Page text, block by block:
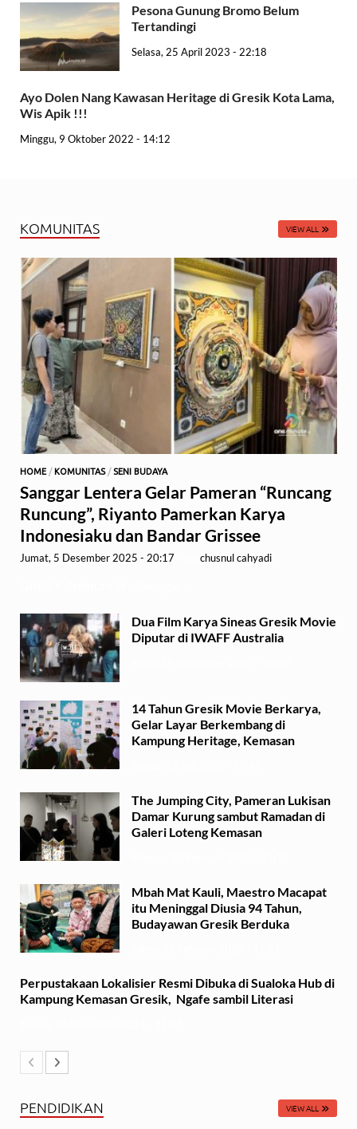
Pesona Gunung Bromo Belum
Tertandingi
Selasa, 25 April 2023 - 22:18
Ayo Dolen Nang Kawasan Heritage di Gresik Kota Lama,
Wis Apik !!!
Minggu, 9 Oktober 2022 - 14:12
KOMUNITAS VIEW ALL
HOME / KOMUNITAS/ SENI BUDAYA
Sanggar Lentera Gelar Pameran “Runcang
Runcung”, Riyanto Pamerkan Karya
Indonesiaku dan Bandar Grissee
Jumat, 5 Desember 2025 - 20:17 chusnul cahyadi
Dua Film Karya Sineas Gresik Movie
Diputar di IWAFF Australia
14 Tahun Gresik Movie Berkarya,
Gelar Layar Berkembang di
Kampung Heritage, Kemasan
The Jumping City, Pameran Lukisan
Damar Kurung sambut Ramadan di
Galeri Loteng Kemasan
Mbah Mat Kauli, Maestro Macapat
itu Meninggal Diusia 94 Tahun,
Budayawan Gresik Berduka
Perpustakaan Lokalisier Resmi Dibuka di Sualoka Hub di
Kampung Kemasan Gresik, Ngafe sambil Literasi
PENDIDIKAN VIEW ALL